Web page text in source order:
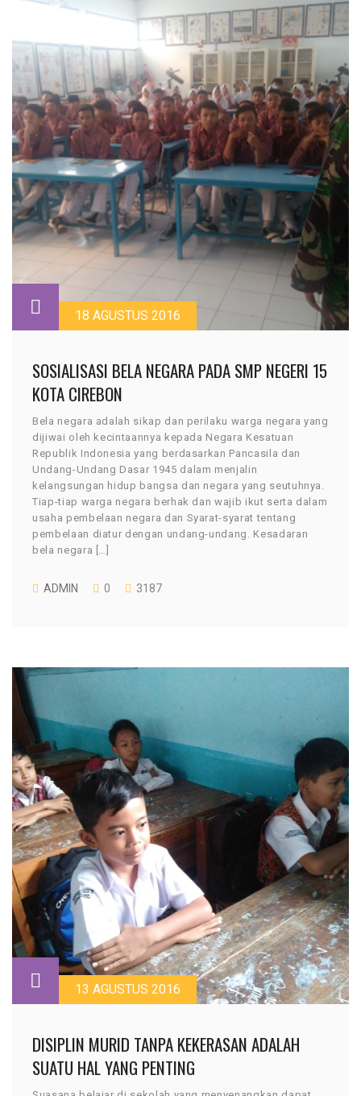
18 AGUSTUS 2016
SOSIALISASI BELA NEGARA PADA SMP NEGERI 15
KOTA CIREBON
Bela negara adalah sikap dan perilaku warga negara yang
dijiwai oleh kecintaannya kepada Negara Kesatuan
Republik Indonesia yang berdasarkan Pancasila dan
Undang-Undang Dasar 1945 dalam menjalin
kelangsungan hidup bangsa dan negara yang seutuhnya.
Tiap-tiap warga negara berhak dan wajib ikut serta dalam
usaha pembelaan negara dan Syarat-syarat tentang
pembelaan diatur dengan undang-undang. Kesadaran
bela negara […]
ADMIN 0 3187
13 AGUSTUS 2016
DISIPLIN MURID TANPA KEKERASAN ADALAH
SUATU HAL YANG PENTING